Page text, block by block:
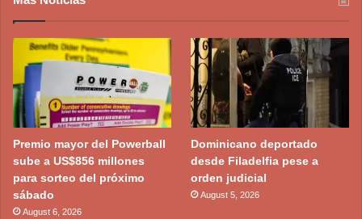
Premio mayor del Powerball
sube a US$856 millones
para sorteo del próximo
sábado
August 6, 2026
Dominicano deportado
desde Filadelfia pese a
orden judicial
August 5, 2026